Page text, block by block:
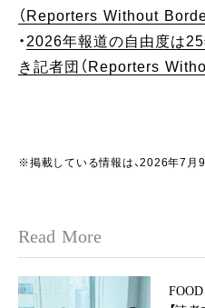
（Reporters Without
・ 2026年報道の自由度は
き記者団（Reporters
※掲載している情報は、2026年7月9
Read More